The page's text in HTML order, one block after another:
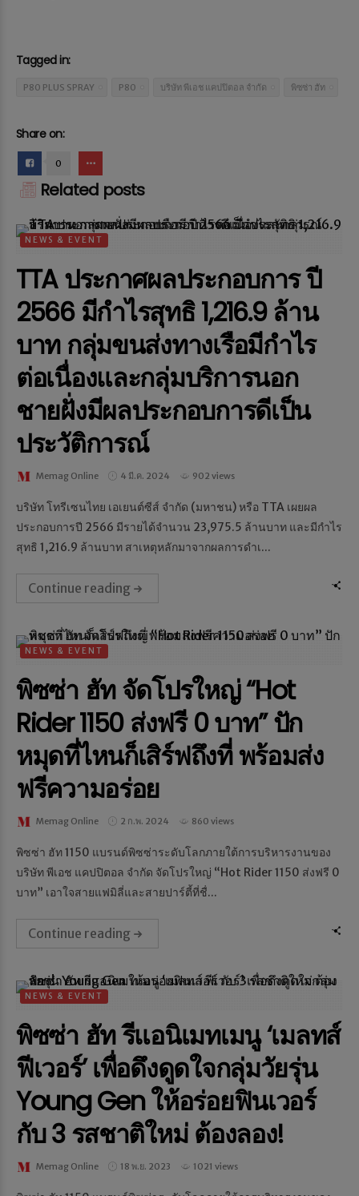
Tagged in:
P80 PLUS SPRAY P80 บริษัท พีเอช แคปปิตอล จำกัด พิซซ่า ฮัท
Share on:
0
Related posts
NEWS & EVENT
TTA ประกาศผลประกอบการ ปี
2566 มีกำไรสุทธิ 1,216.9 ล้าน
บาท กลุ่มขนส่งทางเรือมีกำไร
ต่อเนื่องและกลุ่มบริการนอก
ชายฝั่งมีผลประกอบการดีเป็น
ประวัติการณ์
Memag Online 4 มี.ค. 2024 902 views
บริษัท โทรีเซนไทย เอเยนต์ซีส์ จำกัด (มหาชน) หรือ TTA เผยผล
ประกอบการปี 2566 มีรายได้จำนวน 23,975.5 ล้านบาท และมีกำไร
สุทธิ 1,216.9 ล้านบาท สาเหตุหลักมาจากผลการดำเ...
Continue reading
NEWS & EVENT
พิซซ่า ฮัท จัดโปรใหญ่ “Hot
Rider 1150 ส่งฟรี 0 บาท” ปัก
หมุดที่ไหนก็เสิร์ฟถึงที่ พร้อมส่ง
ฟรีความอร่อย
Memag Online 2 ก.พ. 2024 860 views
พิซซ่า ฮัท 1150 แบรนด์พิซซ่าระดับโลกภายใต้การบริหารงานของ
บริษัท พีเอช แคปปิตอล จำกัด จัดโปรใหญ่ “Hot Rider 1150 ส่งฟรี 0
บาท” เอาใจสายแฟมิลี่และสายปาร์ตี้ที่ชื่...
Continue reading
NEWS & EVENT
พิซซ่า ฮัท รีแอนิเมทเมนู ‘เมลทส์
ฟีเวอร์’ เพื่อดึงดูดใจกลุ่มวัยรุ่น
Young Gen ให้อร่อยฟินเวอร์
กับ 3 รสชาติใหม่ ต้องลอง!
Memag Online 18 พ.ย. 2023 1021 views